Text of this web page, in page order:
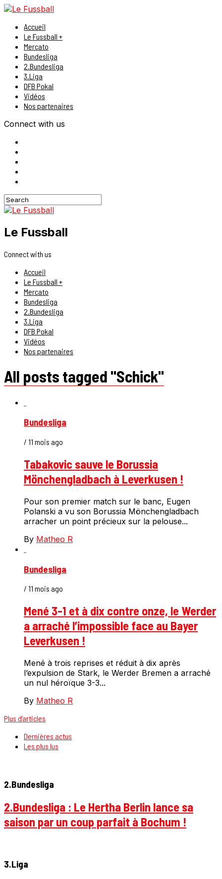
Accueil
Le Fussball +
Mercato
Bundesliga
2.Bundesliga
3.Liga
DFB Pokal
Vidéos
Nos partenaires
Connect with us
Le Fussball
Connect with us
Accueil
Le Fussball +
Mercato
Bundesliga
2.Bundesliga
3.Liga
DFB Pokal
Vidéos
Nos partenaires
All posts tagged "Schick"
Bundesliga
/ 11 mois ago
Tabakovic sauve le Borussia
Mönchengladbach à Leverkusen !
Pour son premier match sur le banc, Eugen
Polanski a vu son Borussia Mönchengladbach
arracher un point précieux sur la pelouse...
By Matheo R
Bundesliga
/ 11 mois ago
Mené 3-1 et à dix contre onze, le Werder
a arraché l’impossible face au Bayer
Leverkusen !
Mené à trois reprises et réduit à dix après
l’expulsion de Stark, le Werder Bremen a arraché
un nul héroïque 3-3...
By Matheo R
Plus d’articles
Dernières actus
Les plus lus
2.Bundesliga
2.Bundesliga : Le Hertha Berlin lance sa
saison par un coup parfait à Bochum !
3.Liga